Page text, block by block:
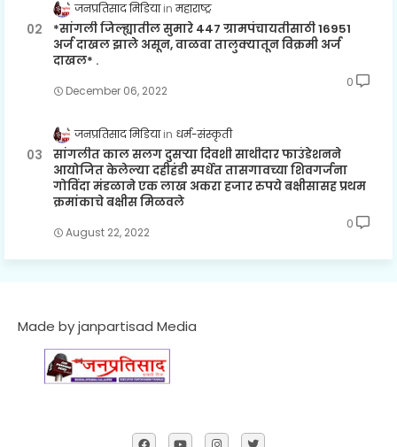
जनप्रतिसाद मिडिया महाराष्ट्र
*सांगली जिल्ह्यातील सुमारे 447 ग्रामपंचायतीसाठी 16951
अर्ज दाखल झाले असून, वाळवा तालुक्यातून विक्रमी अर्ज
दाखल* .
December 06, 2022
0
जनप्रतिसाद मिडिया धर्म-संस्कृती
सांगलीत काल सलग दुसऱ्या दिवशी साथीदार फाउंडेशनने
आयोजित केलेल्या दहीहंडी स्पर्धेत तासगावच्या शिवगर्जना
गोविंदा मंडळाने एक लाख अकरा हजार रुपये बक्षीसासह प्रथम
क्रमांकाचे बक्षीस मिळवले
August 22, 2022
0
Made by janpartisad Media